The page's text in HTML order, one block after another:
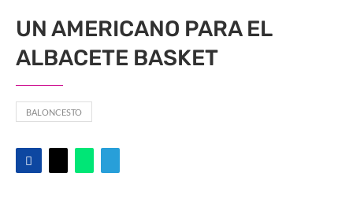
UN AMERICANO PARA EL
ALBACETE BASKET
BALONCESTO